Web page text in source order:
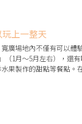
上一整天
廣場地內不僅有可以體
（1月～5月左右），還
果製作的甜點等餐點。
使用水果製作的果醬、